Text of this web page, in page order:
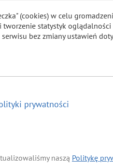
(cookies) w celu
statystyk
bez zmiany ustawień
prywatności
naszą Politykę